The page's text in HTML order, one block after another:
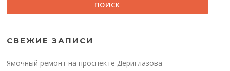
СВЕЖИЕ ЗАПИСИ
Ямочный ремонт на проспекте Дериглазова